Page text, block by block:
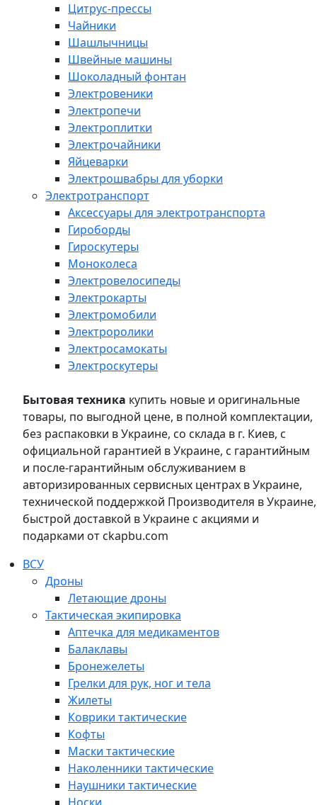
Цитрус-прессы
Чайники
Шашлычницы
Швейные машины
Шоколадный фонтан
Электровеники
Электропечи
Электроплитки
Электрочайники
Яйцеварки
Электрошвабры для уборки
Электротранспорт
Аксессуары для электротранспорта
Гироборды
Гироскутеры
Моноколеса
Электровелосипеды
Электрокарты
Электромобили
Электроролики
Электросамокаты
Электроскутеры
Бытовая техника купить новые и оригинальные
товары, по выгодной цене, в полной комплектации,
без распаковки в Украине, со склада в г. Киев, с
официальной гарантией в Украине, с гарантийным
и после-гарантийным обслуживанием в
авторизированных сервисных центрах в Украине,
технической поддержкой Производителя в Украине,
быстрой доставкой в Украине с акциями и
подарками от ckapbu.com
ВСУ
Дроны
Летающие дроны
Тактическая экипировка
Аптечка для медикаментов
Балаклавы
Бронежелеты
Грелки для рук, ног и тела
Жилеты
Коврики тактические
Кофты
Маски тактические
Наколенники тактические
Наушники тактические